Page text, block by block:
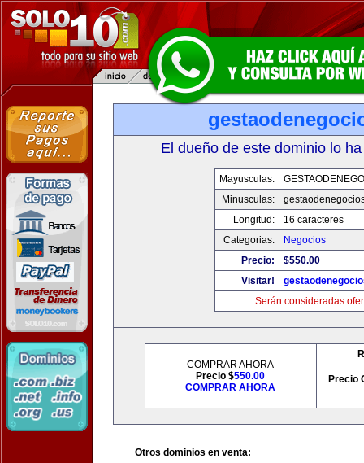
El dueño de este dominio lo
Mayusculas:
Minusculas:
Longitud:
16 caracteres
Categorias:
Negocios
Precio:
$550.00
Visitar!
Serán consideradas
COMPRAR AHORA
Precio $550.00
COMPRAR AHORA
Precio
Otros dominios en venta: